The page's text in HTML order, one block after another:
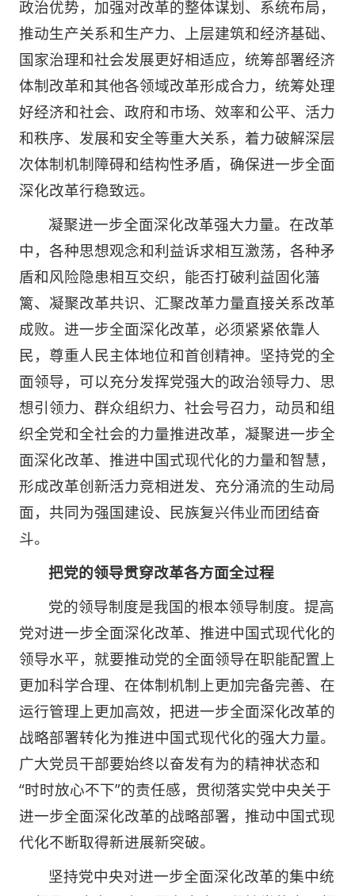
政治优势，加强对改革的整体谋划、系统布局，
推动生产关系和生产力、上层建筑和经济基础、
国家治理和社会发展更好相适应，统筹部署经济
体制改革和其他各领域改革形成合力，统筹处理
好经济和社会、政府和市场、效率和公平、活力
和秩序、发展和安全等重大关系，着力破解深层
次体制机制障碍和结构性矛盾，确保进一步全面
深化改革行稳致远。
凝聚进一步全面深化改革强大力量。在改革
中，各种思想观念和利益诉求相互激荡，各种矛
盾和风险隐患相互交织，能否打破利益固化藩
篱、凝聚改革共识、汇聚改革力量直接关系改革
成败。进一步全面深化改革，必须紧紧依靠人
民，尊重人民主体地位和首创精神。坚持党的全
面领导，可以充分发挥党强大的政治领导力、思
想引领力、群众组织力、社会号召力，动员和组
织全党和全社会的力量推进改革，凝聚进一步全
面深化改革、推进中国式现代化的力量和智慧，
形成改革创新活力竞相迸发、充分涌流的生动局
面，共同为强国建设、民族复兴伟业而团结奋
斗。
把党的领导贯穿改革各方面全过程
党的领导制度是我国的根本领导制度。提高
党对进一步全面深化改革、推进中国式现代化的
领导水平，就要推动党的全面领导在职能配置上
更加科学合理、在体制机制上更加完备完善、在
运行管理上更加高效，把进一步全面深化改革的
战略部署转化为推进中国式现代化的强大力量。
广大党员干部要始终以奋发有为的精神状态和
“时时放心不下”的责任感，贯彻落实党中央关于
进一步全面深化改革的战略部署，推动中国式现
代化不断取得新进展新突破。
坚持党中央对进一步全面深化改革的集中统